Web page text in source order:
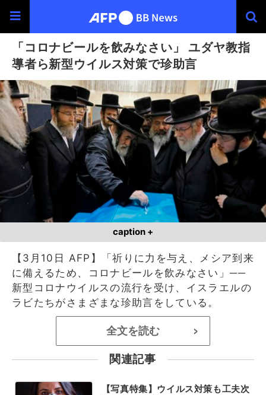
「コロナビールを飲みなさい」 ユダヤ教指
導者ら新型ウイルス対策で珍助言
caption +
【3月10日 AFP】「祈りに力を与え、メシア到来
に備えるため、コロナビールを飲みなさい」──
新型コロナウイルスの流行を受け、イスラエルの
ラビたちがさまざまな珍助言をしている。
全文を読む >
関連記事
【写真特集】ウイルス対策も工夫次